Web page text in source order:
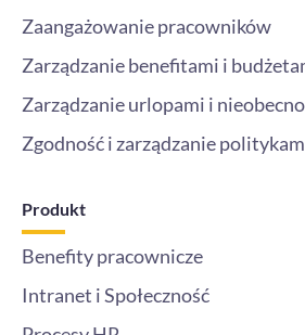
Zaangażowanie pracowników
Zarządzanie benefitami i
Zarządzanie urlopami i
Zgodność i zarządzanie
Produkt
Benefity pracownicze
Intranet i Społeczność